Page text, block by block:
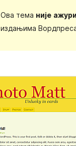
Ова тема није
издањима